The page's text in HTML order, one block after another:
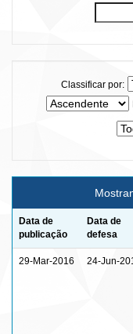
Classificar por:
Data de
publicação
Data de
defesa
29-Mar-2016 24-Jun-